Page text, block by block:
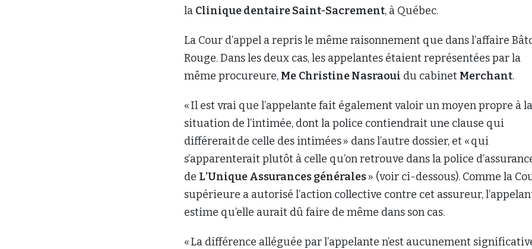
la Clinique dentaire Saint-Sacrement, à Québec.
La Cour d’appel a repris le même raisonnement que dans l’affaire
Rouge. Dans les deux cas, les appelantes étaient représentées par la
même procureure, Me Christine Nasraoui du cabinet Merchant.
« Il est vrai que l’appelante fait également valoir un moyen propre à la
situation de l’intimée, dont la police contiendrait une clause qui
différerait de celle des intimées » dans l’autre dossier, et « qui
s’apparenterait plutôt à celle qu’on retrouve dans la police
de L’Unique Assurances générales» (voir ci-dessous). Comme la
supérieure a autorisé l’action collective contre cet assureur,
estime qu’elle aurait dû faire de même dans son cas.
« La différence alléguée par l’appelante n’est aucunement